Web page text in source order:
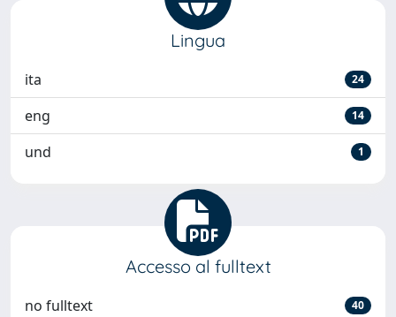
Lingua
ita 24
eng 14
und 1
Accesso al fulltext
no fulltext 40